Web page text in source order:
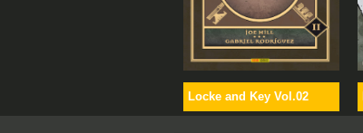
Locke and Key Vol.02